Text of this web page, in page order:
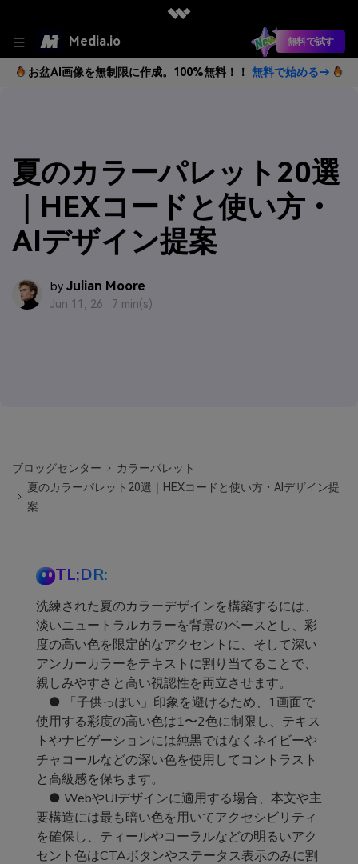
Media.io 無料で試す
お盆AI画像を無制限に作成。100%無料！！ 無料で始める→
夏のカラーパレット20選
｜HEXコードと使い方・
AIデザイン提案
by Julian Moore
Jun 11, 26 · 7 min(s)
ブロッグセンター
カラーパレット
夏のカラーパレット20選｜HEXコードと使い方・AIデザイン提
案
TL;DR:
洗練された夏のカラーデザインを構築するには、
淡いニュートラルカラーを背景のベースとし、彩
度の高い色を限定的なアクセントに、そして深い
アンカーカラーをテキストに割り当てることで、
親しみやすさと高い視認性を両立させます。
● 「子供っぽい」印象を避けるため、1画面で
使用する彩度の高い色は1〜2色に制限し、テキス
トやナビゲーションには純黒ではなくネイビーや
チャコールなどの深い色を使用してコントラスト
と高級感を保ちます。
● WebやUIデザインに適用する場合、本文や主
要構造には最も暗い色を用いてアクセシビリティ
を確保し、ティールやコーラルなどの明るいアク
セント色はCTAボタンやステータス表示のみに割